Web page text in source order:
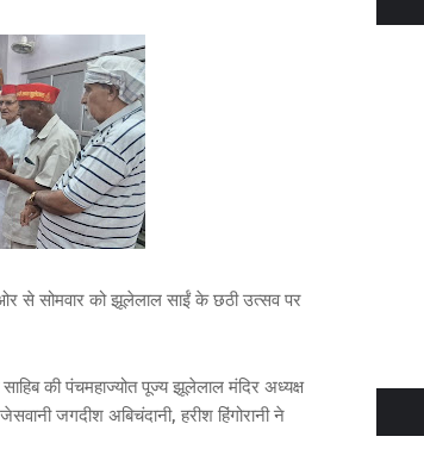
से सोमवार को झूलेलाल साईं के छठी उत्सव पर
की पंचमहाज्योत पूज्य झूलेलाल मंदिर अध्यक्ष
जगदीश अबिचंदानी, हरीश हिंगोरानी ने